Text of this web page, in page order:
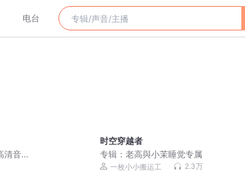
电台
清音
时空穿越者
专辑：老高與小茉睡觉专属
一枚小小搬运工 2.3万